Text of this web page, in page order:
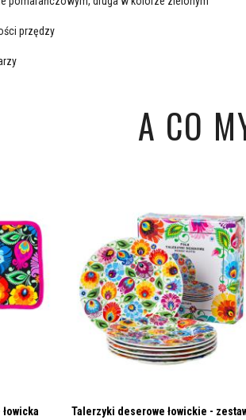
przędzy
A CO
Talerzyki deserowe łowickie -